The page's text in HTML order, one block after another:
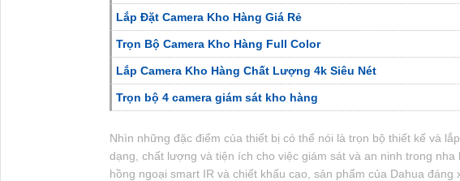
Lắp Đặt Camera Kho Hàng Giá Rẻ
Trọn Bộ Camera Kho Hàng Full Color
Lắp Camera Kho Hàng Chất Lượng 4k Siêu Nét
Trọn bộ 4 camera giám sát kho hàng
Nhìn những đặc điểm của thiết bị có thể nói là trọn bộ thiết kế và
dạng, chất lượng và tiện ích cho việc giám sát và an ninh trong
hồng ngoại smart IR và chiết khấu cao, sản phẩm của Dahua